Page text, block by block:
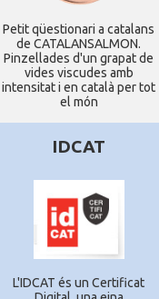
Petit qüestionari a catalans
de CATALANSALMON.
Pinzellades d'un grapat de
vides viscudes amb
intensitat i en català per tot
el món
IDCAT
L'IDCAT és un Certificat